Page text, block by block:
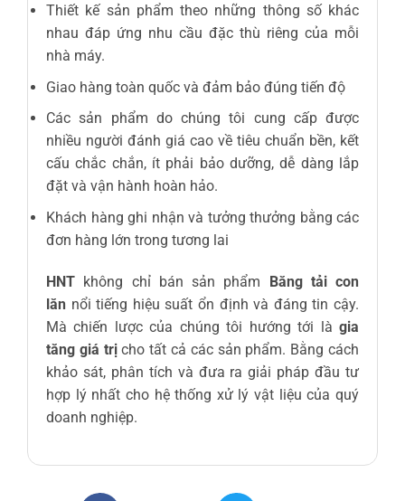
Thiết kế sản phẩm theo những thông số khác
nhau đáp ứng nhu cầu đặc thù riêng của mỗi
nhà máy.
Giao hàng toàn quốc và đảm bảo đúng tiến độ
Các sản phẩm do chúng tôi cung cấp được
nhiều người đánh giá cao về tiêu chuẩn bền, kết
cấu chắc chắn, ít phải bảo dưỡng, dễ dàng lắp
đặt và vận hành hoàn hảo.
Khách hàng ghi nhận và tưởng thưởng bằng các
đơn hàng lớn trong tương lai
HNT không chỉ bán sản phẩm Băng tải con
lăn nổi tiếng hiệu suất ổn định và đáng tin cậy.
Mà chiến lược của chúng tôi hướng tới là gia
tăng giá trịcho tất cả các sản phẩm. Bằng cách
khảo sát, phân tích và đưa ra giải pháp đầu tư
hợp lý nhất cho hệ thống xử lý vật liệu của quý
doanh nghiệp.